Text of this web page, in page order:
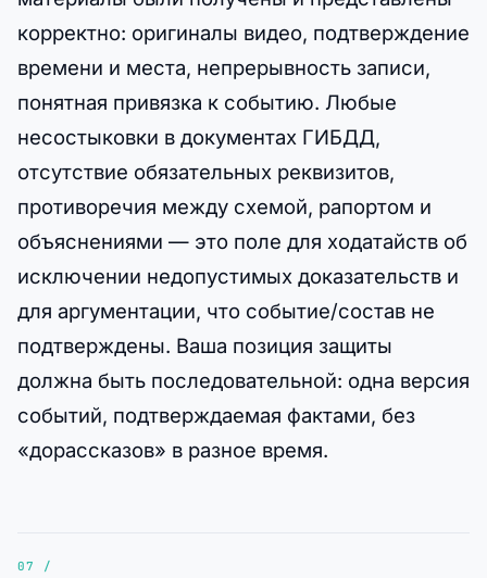
корректно: оригиналы видео, подтверждение
времени и места, непрерывность записи,
понятная привязка к событию. Любые
несостыковки в документах ГИБДД,
отсутствие обязательных реквизитов,
противоречия между схемой, рапортом и
объяснениями — это поле для ходатайств об
исключении недопустимых доказательств и
для аргументации, что событие/состав не
подтверждены. Ваша позиция защиты
должна быть последовательной: одна версия
событий, подтверждаемая фактами, без
«дорассказов» в разное время.